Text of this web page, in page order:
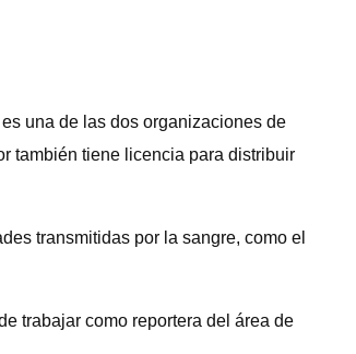
una de las dos organizaciones de
también tiene licencia para distribuir
transmitidas por la sangre, como el
trabajar como reportera del área de